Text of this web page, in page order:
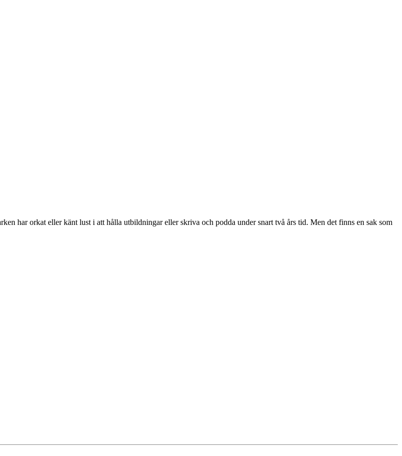
har orkat eller känt lust i att hålla utbildningar eller skriva och podda under snart två års tid. Men det finns en sak som